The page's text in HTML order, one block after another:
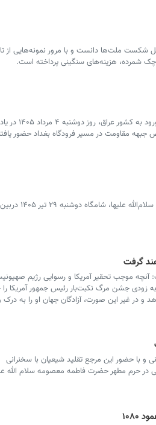
ملت‌ها دانست و با مرور نمونه‌هایی از
شمرده، هزینه‌های سنگینی پرداخته است.
در آستانه اربعین حسینی،
مقاومت در مسیر فرودگاه بغداد حضور
همزمان با شب شهادت
گرفت
موجب تحقیر آمریکا و رسوایی رژیم
زودی جشن مرگ نکبت‌بار رئیس جمهور آمریکا را
در غیر این صورت، آزادگان جهان او را به
و با حضور این مرجع تقلید شیعیان با سخنرانی
حرم مطهر حضرت فاطمه معصومه سلام الله